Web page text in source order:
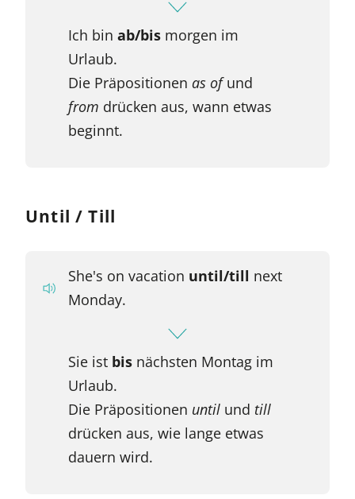
Ich bin ab/bismorgen im
Urlaub.
Die Präpositionen as ofund
from drücken aus, wann etwas
beginnt.
Until / Till
She's on vacation until/till next
Monday.
Sie ist bisnächsten Montag im
Urlaub.
Die Präpositionen untilund till
drücken aus, wie lange etwas
dauern wird.